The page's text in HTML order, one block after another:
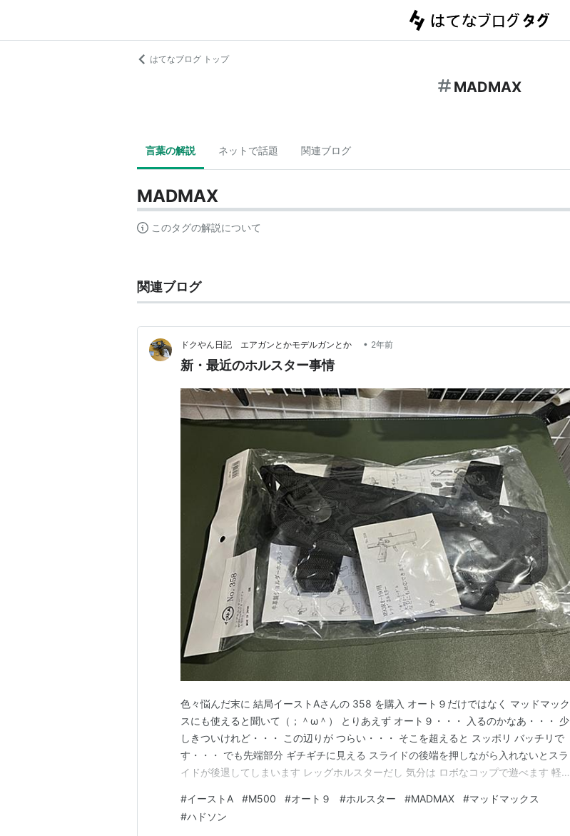
はてなブログ トップ
MADMAX
言葉の解説 ネットで話題 関連ブログ
MADMAX
このタグの解説について
関連ブログ
ドクやん日記 エアガンとかモデルガンとか • 2年前
新・最近のホルスター事情
色々悩んだ末に 結局イーストAさんの 358 を購入 オート９だけではなく マッドマック
スにも使えると聞いて（；＾ω＾） とりあえず オート９・・・ 入るのかなあ・・・ 少
しきついけれど・・・ この辺りが つらい・・・ そこを超えると スッポリ バッチリで
す・・・ でも先端部分 ギチギチに見える スライドの後端を押しながら入れないとスラ
イドが後退してしまいます レッグホルスターだし 気分は ロボなコップで遊べます 軽
と 聞いていましたが どうなるのか・・・ お！ オート９だと縦長になっていたホルス
ターの…
#イーストA #M500 #オート９ #ホルスター #MADMAX #マッドマックス
#ハドソン